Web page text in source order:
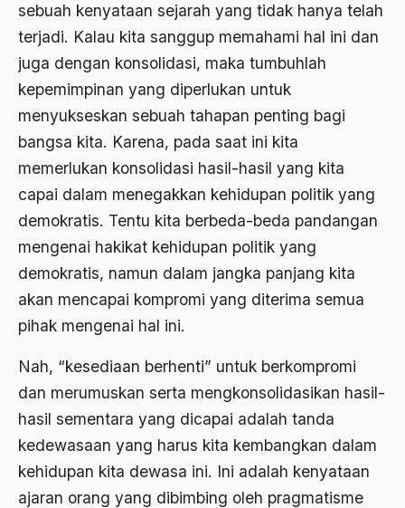
sebuah kenyataan sejarah yang tidak hanya telah
terjadi. Kalau kita sanggup memahami hal ini dan
juga dengan konsolidasi, maka tumbuhlah
kepemimpinan yang diperlukan untuk
menyukseskan sebuah tahapan penting bagi
bangsa kita. Karena, pada saat ini kita
memerlukan konsolidasi hasil-hasil yang kita
capai dalam menegakkan kehidupan politik yang
demokratis. Tentu kita berbeda-beda pandangan
mengenai hakikat kehidupan politik yang
demokratis, namun dalam jangka panjang kita
akan mencapai kompromi yang diterima semua
pihak mengenai hal ini.
Nah, “kesediaan berhenti” untuk berkompromi
dan merumuskan serta mengkonsolidasikan hasil-
hasil sementara yang dicapai adalah tanda
kedewasaan yang harus kita kembangkan dalam
kehidupan kita dewasa ini. Ini adalah kenyataan
ajaran orang yang dibimbing oleh pragmatisme
Al-Ikhwanul Muslimin
al-Khalil Ibnu Ahmad al-Farahidi
Al-Maududi
Al-qua'an dan Hadist
al-quran
Alexander Solzhenitsyin
Ali Khomeini
Ali Murtopo
Ali Shariati
Ali Syahbana
Aliran AHmadiyah
Aliran Kepercayaan
Alistair Cook